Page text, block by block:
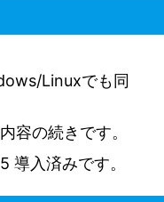
Linuxでも同
容の続きです。
入済みです。